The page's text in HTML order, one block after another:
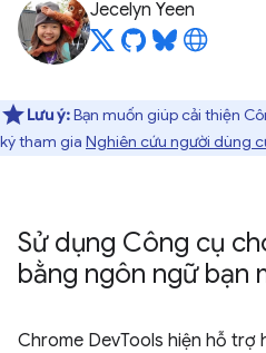
Jecelyn Yeen
Lưu ý:Bạn muốn giúp cải thiện
ký tham gia Nghiên cứu người dùng
Sử dụng Công cụ
bằng ngôn ngữ bạn
Chrome DevTools hiện hỗ trợ